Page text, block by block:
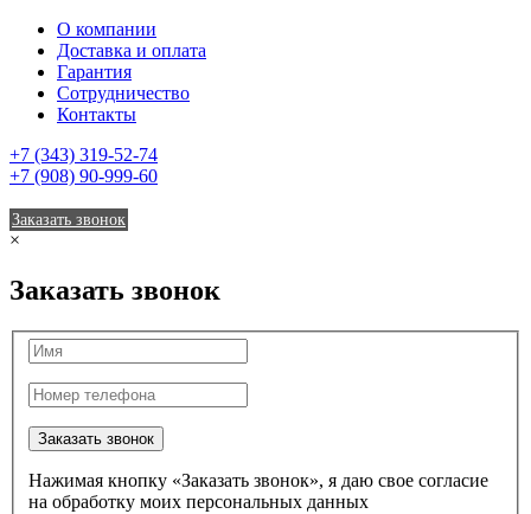
О компании
Доставка и оплата
Гарантия
Сотрудничество
Контакты
+7 (343) 319-52-74
+7 (908) 90-999-60
Заказать звонок
×
Заказать звонок
Заказать звонок
Нажимая кнопку «Заказать звонок», я даю свое согласие
на обработку моих персональных данных